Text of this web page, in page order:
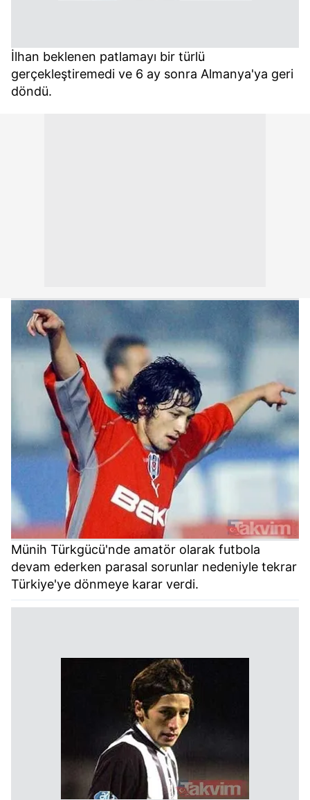
kullanılmaktadır. Diğer çerezler, sitemizin daha işlevsel
kılınması ve kişiselleştirilmesi ve sizlere yönelik
reklam/pazarlama faaliyetlerinin yapılması, amaçlarıyla
İlhan beklenen patlamayı bir türlü
gerçekleştiremedi ve 6 ay sonra Almanya'ya geri
döndü.
Münih Türkgücü'nde amatör olarak futbola
devam ederken parasal sorunlar nedeniyle tekrar
Türkiye'ye dönmeye karar verdi.